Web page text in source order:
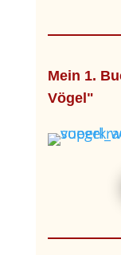
Mein 1.
Vögel"